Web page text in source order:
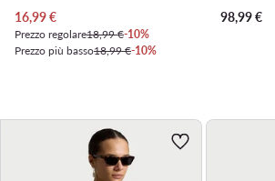
Prezzo attuale
16,99€
Prezzo regolare18,99 €-10%
Prezzo più basso18,99 €-10%
98,99€